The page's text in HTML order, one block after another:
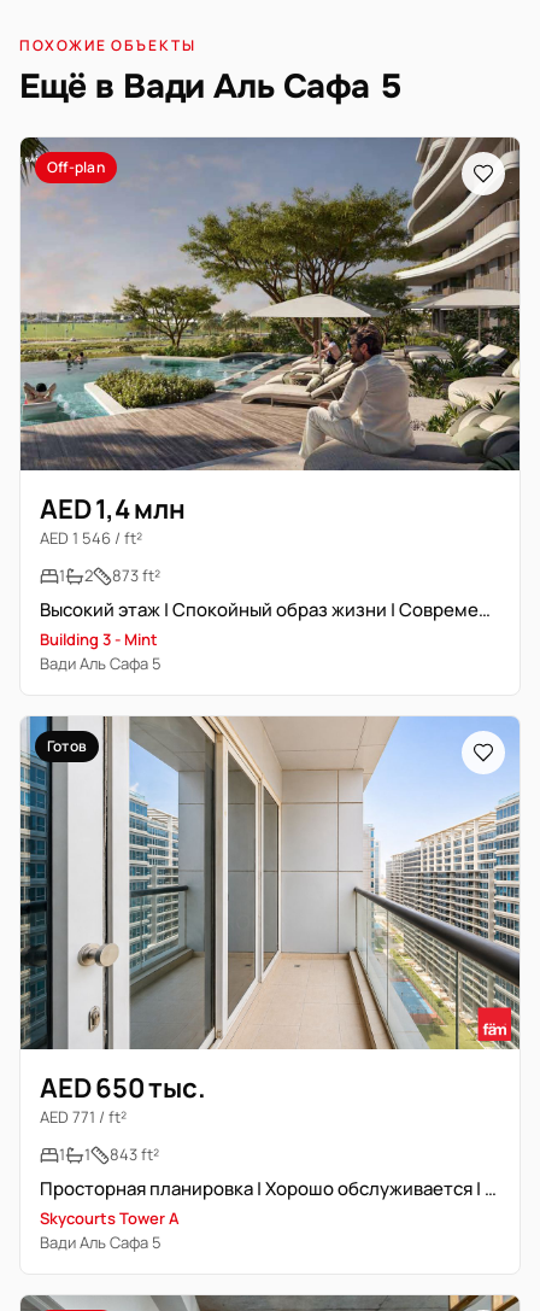
ПОХОЖИЕ ОБЪЕКТЫ
Ещё в Вади Аль Сафа 5
Off-plan
AED 1,4 млн
AED 1 546 / ft²
1
2 873 ft²
Высокий этаж | Спокойный образ жизни | Современная планировка
Building 3 - Mint
Вади Аль Сафа 5
Готов
AED 650 тыс.
AED 771 / ft²
1
1 843 ft²
Просторная планировка | Хорошо обслуживается | Уникальная
Skycourts Tower A
Вади Аль Сафа 5